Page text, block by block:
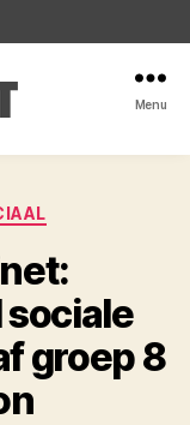
Menu
groep 8